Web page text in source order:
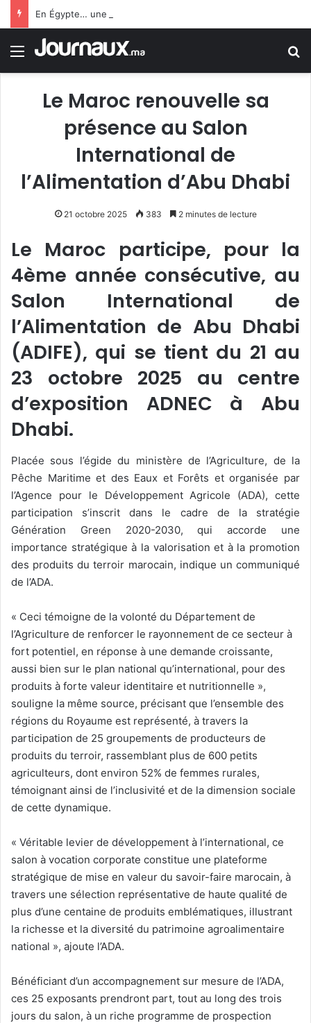
Menu
Le Maroc renouvelle sa
présence au Salon
International de
l’Alimentation d’Abu Dhabi
21 octobre 2025 383 2 minutes de lecture
Le Maroc participe, pour la
4ème année consécutive, au
Salon International de
l’Alimentation de Abu Dhabi
(ADIFE), qui se tient du 21 au
23 octobre 2025 au centre
d’exposition ADNEC à Abu
Dhabi.
Placée sous l’égide du ministère de l’Agriculture, de la
Pêche Maritime et des Eaux et Forêts et organisée par
l’Agence pour le Développement Agricole (ADA), cette
participation s’inscrit dans le cadre de la stratégie
Génération Green 2020-2030, qui accorde une
importance stratégique à la valorisation et à la promotion
des produits du terroir marocain, indique un communiqué
de l’ADA.
« Ceci témoigne de la volonté du Département de
l’Agriculture de renforcer le rayonnement de ce secteur à
fort potentiel, en réponse à une demande croissante,
aussi bien sur le plan national qu’international, pour des
produits à forte valeur identitaire et nutritionnelle »,
souligne la même source, précisant que l’ensemble des
régions du Royaume est représenté, à travers la
participation de 25 groupements de producteurs de
produits du terroir, rassemblant plus de 600 petits
agriculteurs, dont environ 52% de femmes rurales,
témoignant ainsi de l’inclusivité et de la dimension sociale
de cette dynamique.
« Véritable levier de développement à l’international, ce
salon à vocation corporate constitue une plateforme
stratégique de mise en valeur du savoir-faire marocain, à
travers une sélection représentative de haute qualité de
plus d’une centaine de produits emblématiques, illustrant
la richesse et la diversité du patrimoine agroalimentaire
national », ajoute l’ADA.
Bénéficiant d’un accompagnement sur mesure de l’ADA,
ces 25 exposants prendront part, tout au long des trois
jours du salon, à un riche programme de prospection